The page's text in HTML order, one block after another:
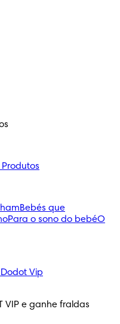
Bebés que
Para o sono do bebéO
Dodot Vip
VIP e ganhe fraldas